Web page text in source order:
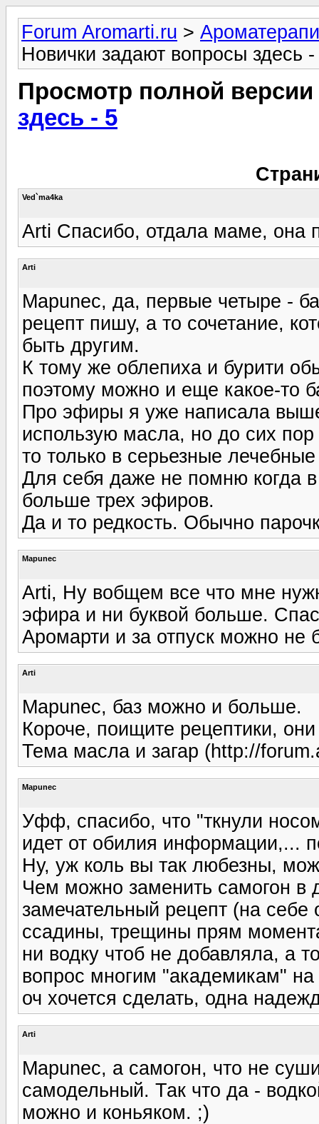
Forum Aromarti.ru >
Новички задают вопросы здесь
Просмотр полной
здесь - 5
Ved`ma4ka
Arti Спасибо, отдала маме, она
Arti
Mapunec, да, первые четыре -
рецепт пишу, а то сочетание,
быть другим.
К тому же облепиха и бурити
поэтому можно и еще какое-то
Про эфиры я уже написала
использую масла, но до сих
то только в серьезные
Для себя даже не помню когда
больше трех эфиров.
Да и то редкость. Обычно
Mapunec
Arti, Ну вобщем все что мне
эфира и ни буквой больше.
Аромарти и за отпуск можно не
Arti
Mapunec, баз можно и больше.
Короче, поищите рецептики,
Тема масла и загар (http://
Mapunec
Уфф, спасибо, что "ткнули
идет от обилия информации,...
Ну, уж коль вы так любезны,
Чем можно заменить самогон в
замечательный рецепт (на
ссадины, трещины прям
ни водку чтоб не добавляла, а
вопрос многим "академикам"
оч хочется сделать, одна
Arti
Mapunec, а самогон, что не
самодельный. Так что да -
можно и коньяком. ;)